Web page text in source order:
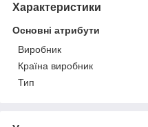
Характеристики
Основні атрибути
Виробник
Країна виробник
Тип